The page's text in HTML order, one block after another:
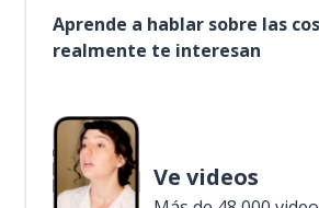
Aprende a hablar sobre las
realmente te interesan
Ve videos